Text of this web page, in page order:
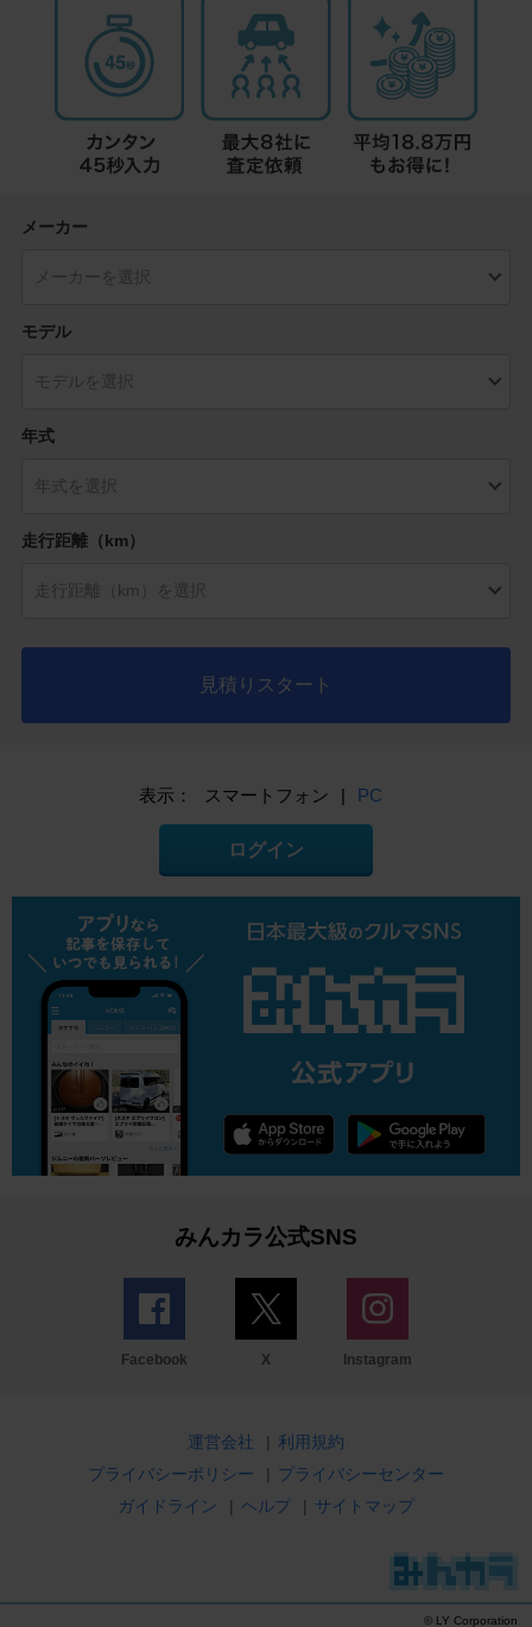
メーカー
モデル
年式
走行距離（km）
見積りスタート
表示： スマートフォン | PC
ログイン
みんカラ公式SNS
Facebook X Instagram
運営会社 | 利用規約
プライバシーポリシー
| プライバシーセンター
ガイドライン
| ヘルプ | サイトマップ
© LY Corporation